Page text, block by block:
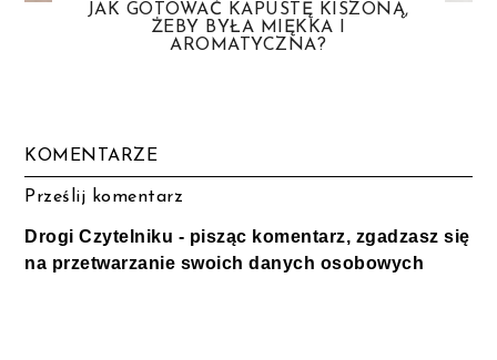
JAK GOTOWAĆ KAPUSTĘ KISZONĄ,
ŻEBY BYŁA MIĘKKA I
AROMATYCZNA?
KOMENTARZE
Prześlij komentarz
Drogi Czytelniku - pisząc komentarz, zgadzasz się
na przetwarzanie swoich danych osobowych